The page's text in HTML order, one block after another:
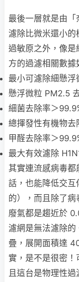
最後一層就是由「
濾除比微米還小
過敏原之外，像
方的過濾相關數據
最小可濾除細懸
懸浮微粒 PM2.5
細菌去除率＞
總揮發性有機物去
甲醛去除率＞
最大有效濾除
其實連流感病毒
話，也能降低交
的），而且除了
廢氣都是趨近於
濾網是無法濾除的
疊，展開面積達
實，是不是很密
且這台是物理性